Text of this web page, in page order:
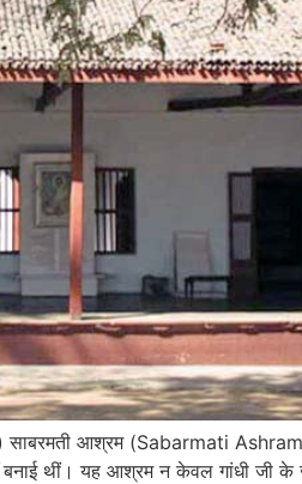
आश्रम (Sabarmati
थीं। यह आश्रम न केवल गांधी जी के